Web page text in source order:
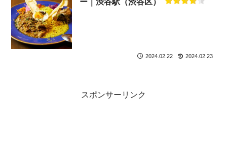
ー｜渋谷駅（渋谷区）
2024.02.22 2024.02.23
スポンサーリンク